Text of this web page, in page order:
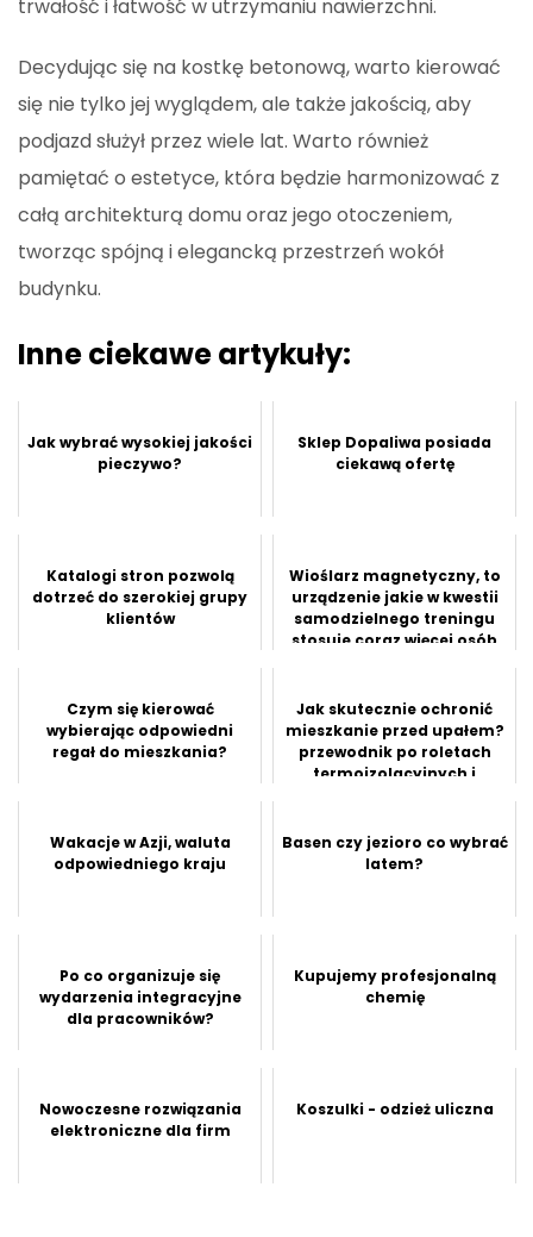
trwałość i łatwość w utrzymaniu nawierzchni.
Decydując się na kostkę betonową, warto kierować
się nie tylko jej wyglądem, ale także jakością, aby
podjazd służył przez wiele lat. Warto również
pamiętać o estetyce, która będzie harmonizować z
całą architekturą domu oraz jego otoczeniem,
tworząc spójną i elegancką przestrzeń wokół
budynku.
Inne ciekawe artykuły:
Jak wybrać wysokiej jakości
pieczywo?
Sklep Dopaliwa posiada
ciekawą ofertę
Katalogi stron pozwolą
dotrzeć do szerokiej grupy
klientów
Wioślarz magnetyczny, to
urządzenie jakie w kwestii
samodzielnego treningu
stosuje coraz więcej osób
Czym się kierować
wybierając odpowiedni
regał do mieszkania?
Jak skutecznie ochronić
mieszkanie przed upałem?
przewodnik po roletach
termoizolacyjnych i
Wakacje w Azji, waluta
odpowiedniego kraju
Basen czy jezioro co wybrać
latem?
Po co organizuje się
wydarzenia integracyjne
dla pracowników?
Kupujemy profesjonalną
chemię
Nowoczesne rozwiązania
elektroniczne dla firm
Koszulki - odzież uliczna